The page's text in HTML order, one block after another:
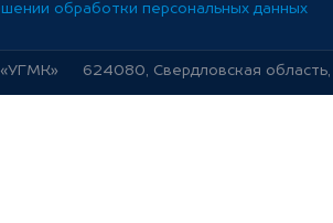
обработки персональных данных
624080, Свердловская